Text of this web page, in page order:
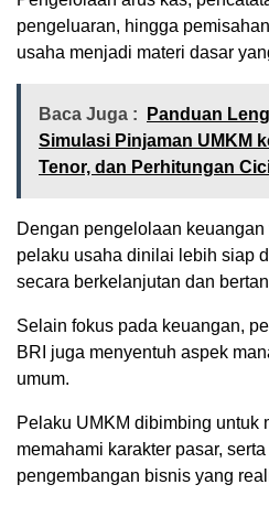
pengeluaran, hingga
usaha menjadi materi dasar
Baca Juga :
Panduan
Simulasi Pinjaman UMKM
Tenor, dan Perhitungan
Dengan pengelolaan
pelaku usaha dinilai lebih siap
secara berkelanjutan dan
Selain fokus pada keuangan,
BRI juga menyentuh aspek
umum.
Pelaku UMKM dibimbing untuk
memahami karakter pasar,
pengembangan bisnis yang